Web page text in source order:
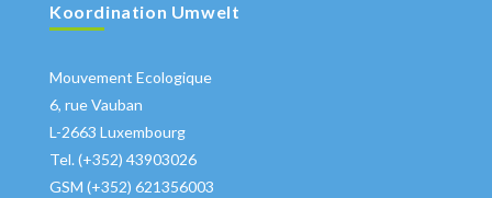
Koordination Umwelt
Mouvement Ecologique
6, rue Vauban
L-2663 Luxembourg
Tel. (+352) 43903026
GSM (+352) 621356003